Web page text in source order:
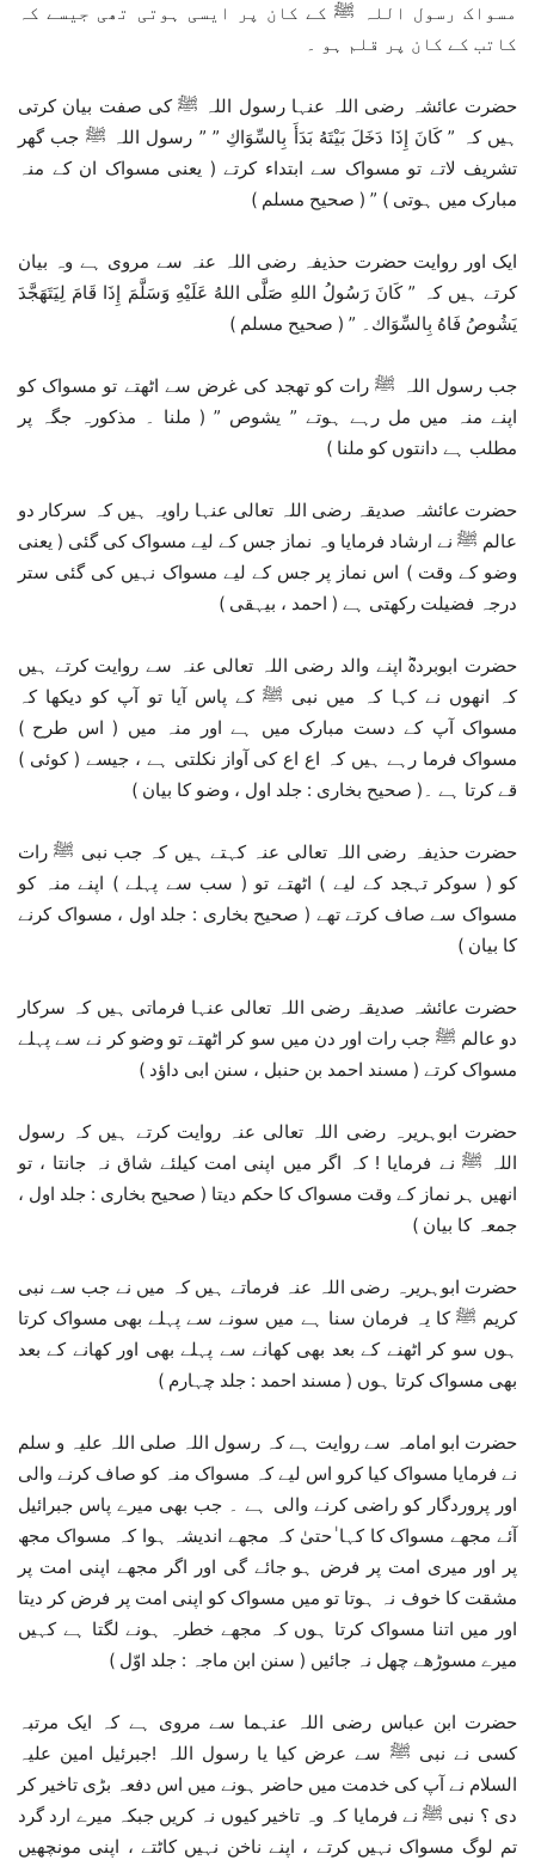
مسواک رسول اللہ ﷺ کے کان پر ایسی ہوتی تھی جیسے کہ
کاتب کے کان پر قلم ہو ۔
حضرت عائشہ رضی اللہ عنہا رسول اللہ ﷺ کی صفت بیان کرتی
ہیں کہ ” كَانَ إِذَا دَخَلَ بَيْتَهُ بَدَأَ بِالسِّوَاكِ ” ” رسول اللہ ﷺ جب گھر
تشریف لاتے تو مسواک سے ابتداء کرتے ( یعنی مسواک ان کے منہ
مبارک میں ہوتی ) ” ( صحیح مسلم )
ایک اور روایت حضرت حذیفہ رضی اللہ عنہ سے مروی ہے وہ بیان
کرتے ہیں کہ ” كَانَ رَسُولُ اللهِ صَلَّى اللهُ عَلَيْهِ وَسَلَّمَ إِذَا قَامَ لِيَتَهَجَّدَ
يَشُوصُ فَاهُ بِالسِّوَاك۔ ” ( صحیح مسلم )
جب رسول اللہ ﷺ رات کو تھجد کی غرض سے اٹھتے تو مسواک کو
اپنے منہ میں مل رہے ہوتے ” یشوص ” ( ملنا ۔ مذکورہ جگہ پر
مطلب ہے دانتوں کو ملنا )
حضرت عائشہ صدیقہ رضی اللہ تعالی عنہا راویہ ہیں کہ سرکار دو
عالم ﷺ نے ارشاد فرمایا وہ نماز جس کے لیے مسواک کی گئی ( یعنی
وضو کے وقت ) اس نماز پر جس کے لیے مسواک نہیں کی گئی ستر
درجہ فضیلت رکھتی ہے ( احمد ، بیہقی )
حضرت ابوبردہؓ اپنے والد رضی اللہ تعالی عنہ سے روایت کرتے ہیں
کہ انھوں نے کہا کہ میں نبی ﷺ کے پاس آیا تو آپ کو دیکھا کہ
مسواک آپ کے دست مبارک میں ہے اور منہ میں ( اس طرح )
مسواک فرما رہے ہیں کہ اع اع کی آواز نکلتی ہے ، جیسے ( کوئی )
قے کرتا ہے ۔( صحیح بخاری : جلد اول ، وضو کا بیان )
حضرت حذیفہ رضی اللہ تعالی عنہ کہتے ہیں کہ جب نبی ﷺ رات
کو ( سوکر تہجد کے لیے ) اٹھتے تو ( سب سے پہلے ) اپنے منہ کو
مسواک سے صاف کرتے تھے ( صحیح بخاری : جلد اول ، مسواک کرنے
کا بیان )
حضرت عائشہ صدیقہ رضی اللہ تعالی عنہا فرماتی ہیں کہ سرکار
دو عالم ﷺ جب رات اور دن میں سو کر اٹھتے تو وضو کر نے سے پہلے
مسواک کرتے ( مسند احمد بن حنبل ، سنن ابی داؤد )
حضرت ابوہریرہ رضی اللہ تعالی عنہ روایت کرتے ہیں کہ رسول
اللہ ﷺ نے فرمایا ! کہ اگر میں اپنی امت کیلئے شاق نہ جانتا ، تو
انھیں ہر نماز کے وقت مسواک کا حکم دیتا ( صحیح بخاری : جلد اول ،
جمعہ کا بیان )
حضرت ابوہریرہ رضی اللہ عنہ فرماتے ہیں کہ میں نے جب سے نبی
کریم ﷺ کا یہ فرمان سنا ہے میں سونے سے پہلے بھی مسواک کرتا
ہوں سو کر اٹھنے کے بعد بھی کھانے سے پہلے بھی اور کھانے کے بعد
بھی مسواک کرتا ہوں ( مسند احمد : جلد چہارم )
حضرت ابو امامہ سے روایت ہے کہ رسول اللہ صلی اللہ علیہ و سلم
نے فرمایا مسواک کیا کرو اس لیے کہ مسواک منہ کو صاف کرنے والی
اور پروردگار کو راضی کرنے والی ہے ۔ جب بھی میرے پاس جبرائیل
آئے مجھے مسواک کا کہا ٰحتیٰ کہ مجھے اندیشہ ہوا کہ مسواک مجھ
پر اور میری امت پر فرض ہو جائے گی اور اگر مجھے اپنی امت پر
مشقت کا خوف نہ ہوتا تو میں مسواک کو اپنی امت پر فرض کر دیتا
اور میں اتنا مسواک کرتا ہوں کہ مجھے خطرہ ہونے لگتا ہے کہیں
میرے مسوڑھے چھل نہ جائیں ( سنن ابن ماجہ : جلد اوّل )
حضرت ابن عباس رضی اللہ عنہما سے مروی ہے کہ ایک مرتبہ
کسی نے نبی ﷺ سے عرض کیا یا رسول اللہ !جبرئیل امین علیہ
السلام نے آپ کی خدمت میں حاضر ہونے میں اس دفعہ بڑی تاخیر کر
دی ؟ نبی ﷺ نے فرمایا کہ وہ تاخیر کیوں نہ کریں جبکہ میرے ارد گرد
تم لوگ مسواک نہیں کرتے ، اپنے ناخن نہیں کاٹتے ، اپنی مونچھیں